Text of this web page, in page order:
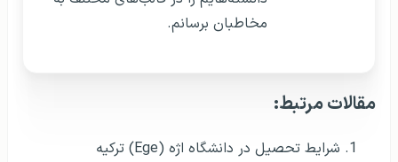
مخاطبان برسانم.
مقالات مرتبط:
شرایط تحصیل در دانشگاه اژه (Ege) ترکیه